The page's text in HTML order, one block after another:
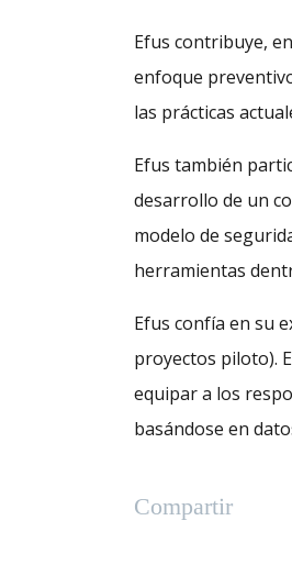
Efus contribuye,
enfoque
las prácticas
Efus también
desarrollo de un
modelo de
herramientas
Efus confía en su
proyectos piloto).
equipar a los
basándose en
Compartir